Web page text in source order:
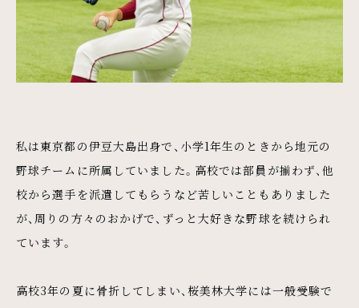
私は東京都の伊豆大島出身で、小学1年生のときから地元の
野球チームに所属していました。高校では部員が揃わず、他
校から選手を派遣してもらうなど苦しいこともありました
が、周りの方々のおかげで、ずっと大好きな野球を続けられ
ています。
高校3年の夏に骨折してしまい、桜美林大学には一般受験で